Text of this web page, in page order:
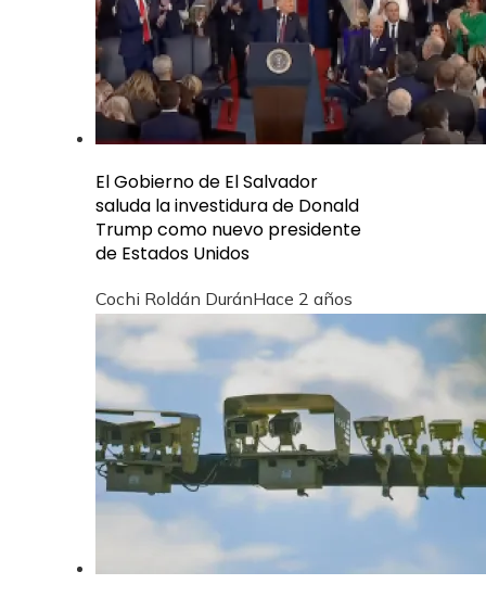
El Gobierno de El Salvador
saluda la investidura de Donald
Trump como nuevo presidente
de Estados Unidos
Cochi Roldán DuránHace 2 años